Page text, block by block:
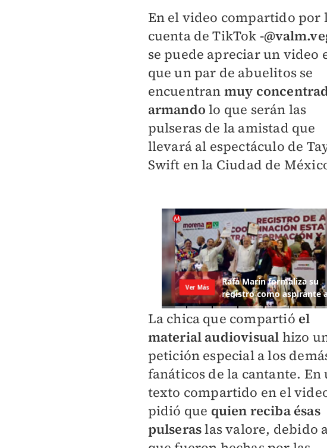
En el video compartido por
cuenta de TikTok -
se puede apreciar un video
que un par de abuelitos se
encuentran muy
armando lo que serán las
pulseras de la amistad que
llevará al espectáculo de
Swift en la Ciudad de
La chica que compartió el
material audiovisual hizo
petición especial a los
fanáticos de la cantante. En
texto compartido en el
pidió que quien reciba ésas
pulseraslas valore, debido